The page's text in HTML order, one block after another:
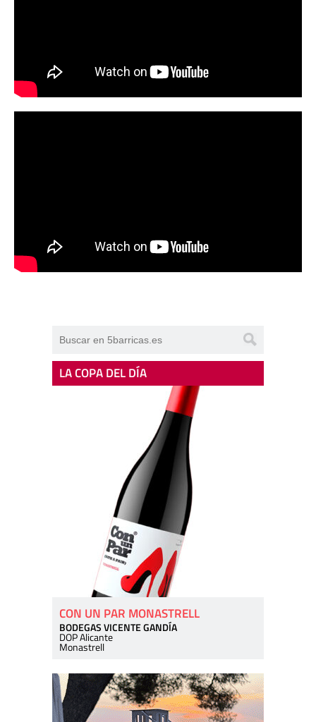
LA COPA DEL DÍA
CON UN PAR MONASTRELL
BODEGAS VICENTE GANDÍA
DOP Alicante
Monastrell